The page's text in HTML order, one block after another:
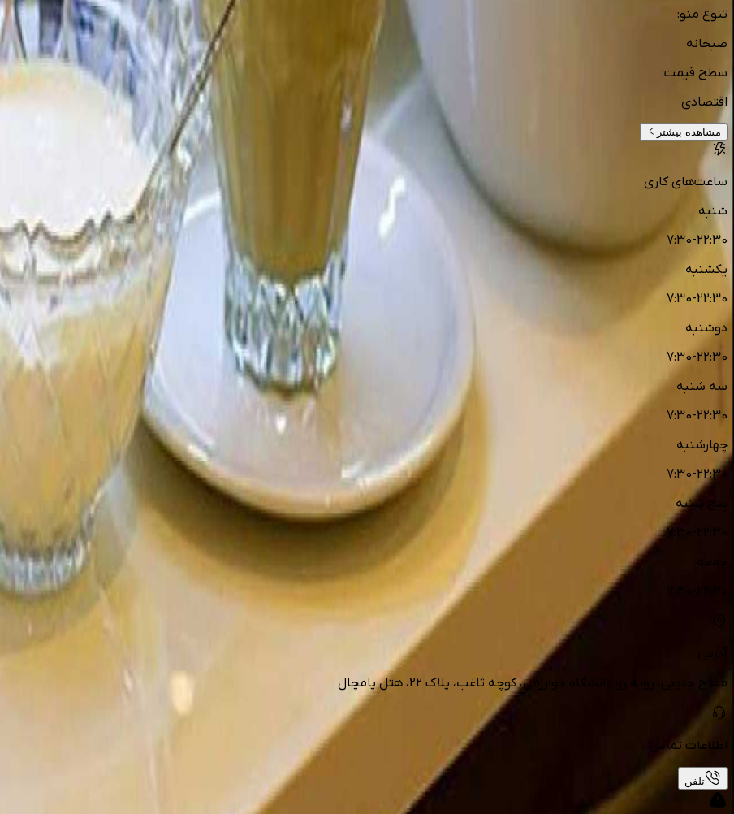
تنوع منو:
صبحانه
سطح قیمت:
اقتصادی
مشاهده بیشتر
ساعت‌های کاری
شنبه
7:30-22:30
یکشنبه
7:30-22:30
دوشنبه
7:30-22:30
سه شنبه
7:30-22:30
چهارشنبه
7:30-22:30
پنج شنبه
7:30-22:30
جمعه
مفتح جنوبی، روبه رو دانشگاه خوارزمی، کوچه ثاغب، پلاک 22، هتل پامچال
اطلاعات تماس
تلفن